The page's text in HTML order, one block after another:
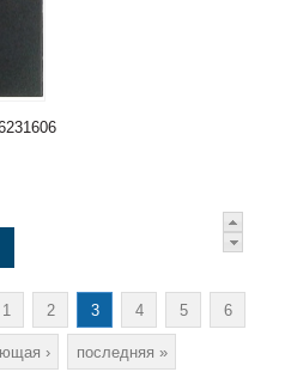
1 2 3 4 5 6
› последняя »